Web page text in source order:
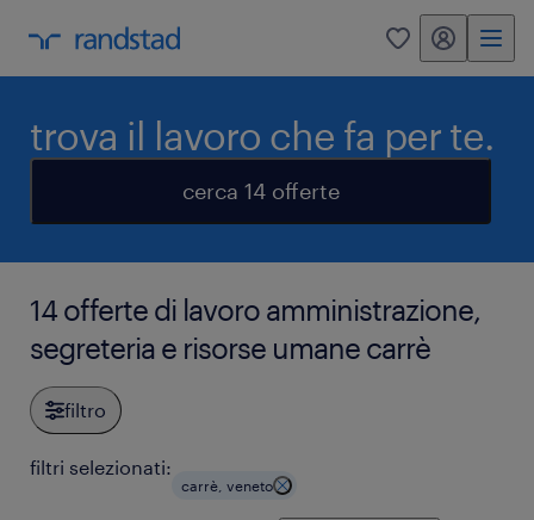
0 my randstad
trova il lavoro che fa per te.
cerca 14 offerte
14 offerte di lavoro amministrazione,
segreteria e risorse umane carrè
filtro
filtri selezionati:
carrè, veneto